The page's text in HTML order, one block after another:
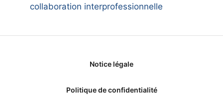
collaboration interprofessionnelle
Notice légale
Politique de confidentialité